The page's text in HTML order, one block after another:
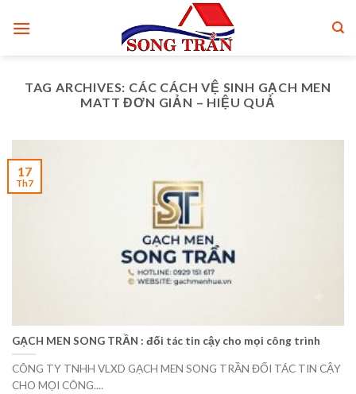
TAG ARCHIVES: CÁC CÁCH VỆ SINH GẠCH MEN
MATT ĐƠN GIẢN – HIỆU QUẢ
GẠCH MEN SONG TRẦN : đối tác tin cậy cho mọi công trình
CÔNG TY TNHH VLXD GẠCH MEN SONG TRẦN ĐỐI TÁC TIN CẬY
CHO MỌI CÔNG....
17
Th7